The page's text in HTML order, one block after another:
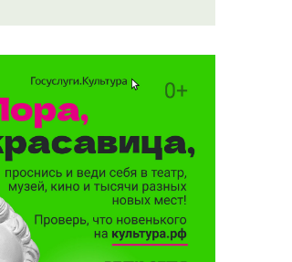
аны. Хәтта хастаханәдә